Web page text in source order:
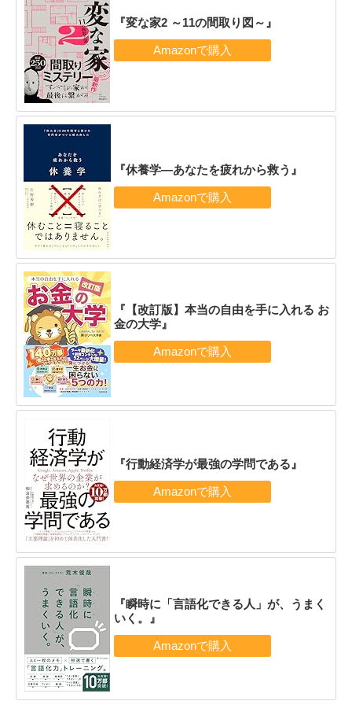
『変な家2 ～11の間取り図～』
『休養学―あなたを疲れから救う』
『【改訂版】本当の自由を手に入れる お
金の大学』
『行動経済学が最強の学問である』
『瞬時に「言語化できる人」が、うまく
いく。』